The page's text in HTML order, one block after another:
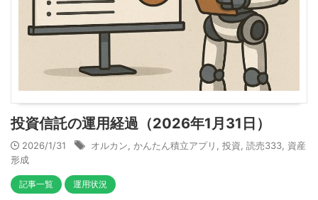
投資信託の運用経過（2026年1月31日）
2026/1/31 オルカン かんたん積立アプリ 投資 読売333 資産
形成
記事一覧 運用状況